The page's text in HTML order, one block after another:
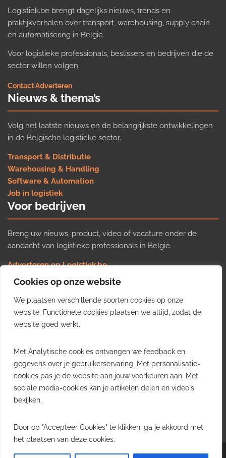
Cookies op onze website
We plaatsen verschillende soorten cookies op onze
website. Functionele cookies plaatsen we altijd, zodat de
website goed werkt.
Met Analytische cookies ontvangen we feedback en
gegevens over je gebruikerservaring. Met personalisatie-
cookies pas je de website aan jouw voorkeuren aan. Met
sociale media-cookies kan je artikelen delen en video's
bekijken.
Door op "Accepteer Cookies" te klikken, ga je akkoord met
het plaatsen van deze cookies.
Logistiek.be brengt dagelijks nieuws, trends en
praktijkverhalen over transport, warehousing, supply chain
en automatisering in België.
Voor logistieke professionals, beslissers en bedrijven die de
sector willen volgen.
Contact·Adverteren
Nieuws & thema’s
Volg het laatste nieuws en de belangrijkste ontwikkelingen
in de Belgische logistieke sector.
Transport & Distributie
Warehousing & Handling
Software & Automation
Job in logistiek
Voor bedrijven
Breng uw nieuws, product, video of vacature onder de
aandacht van logistieke professionals in België.
Adverteren op Logistiek.be
Nieuws insturen
Uw video op Logistiek.TV
Job plaatsen
Gratis wekelijkse update
inzichten uit de Belgische logistieke sector in uw inbox.
Ontvang je gratis
wekelijkse update
Uitschrijven kan altijd.